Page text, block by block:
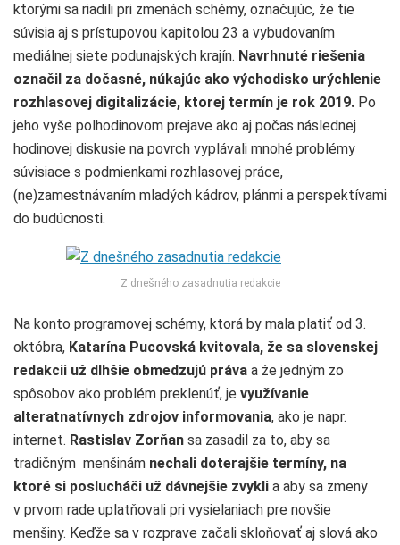
ktorými sa riadili pri zmenách schémy, označujúc, že tie
súvisia aj s prístupovou kapitolou 23 a vybudovaním
mediálnej siete podunajských krajín. Navrhnuté riešenia
označil za dočasné, núkajúc ako východisko urýchlenie
rozhlasovej digitalizácie, ktorej termín je rok 2019. Po
jeho vyše polhodinovom prejave ako aj počas následnej
hodinovej diskusie na povrch vyplávali mnohé problémy
súvisiace s podmienkami rozhlasovej práce,
(ne)zamestnávaním mladých kádrov, plánmi a perspektívami
do budúcnosti.
Z dnešného zasadnutia redakcie
Na konto programovej schémy, ktorá by mala platiť od 3.
októbra, Katarína Pucovská kvitovala, že sa slovenskej
redakcii už dlhšie obmedzujú práva a že jedným zo
spôsobov ako problém preklenúť, je využívanie
alteratnatívnych zdrojov informovania, ako je napr.
internet. Rastislav Zorňan sa zasadil za to, aby sa
tradičným menšinám nechali doterajšie termíny, na
ktoré si poslucháči už dávnejšie zvykli a aby sa zmeny
v prvom rade uplatňovali pri vysielaniach pre novšie
menšiny. Keďže sa v rozprave začali skloňovať aj slová ako